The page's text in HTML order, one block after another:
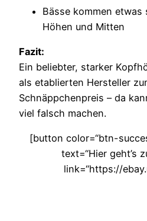
Bässe kommen etwas
Höhen und Mitten
Fazit:
Ein beliebter, starker
als etablierten Hersteller
Schnäppchenpreis – da
viel falsch machen.
[button color=“btn-
text=“Hier geht’s
link=“https://